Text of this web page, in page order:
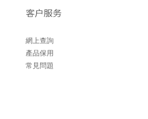
客户服务
網上查詢
產品保用
常見問題